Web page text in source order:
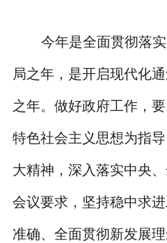
今年是全面贯彻落
局之年，是开启现代化
之年。做好政府工作，
特色社会主义思想为指
大精神，深入落实中央
会议要求，坚持稳中求进
准确、全面贯彻新发展